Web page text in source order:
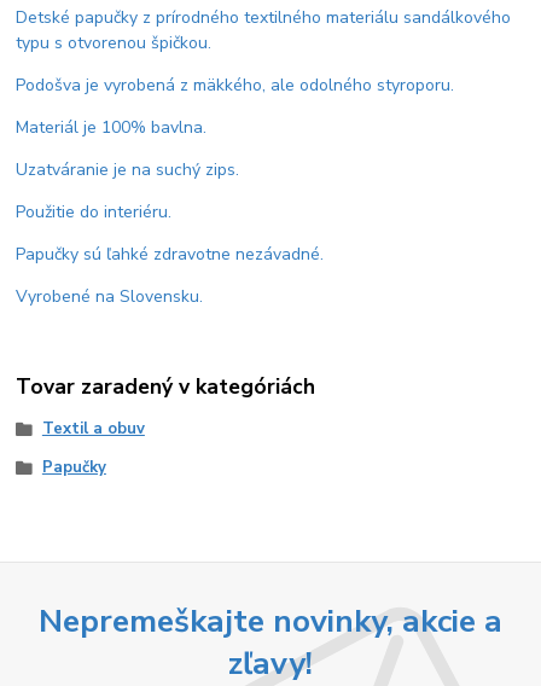
Detské papučky z prírodného textilného materiálu sandálkového
typu s otvorenou špičkou.
Podošva je vyrobená z mäkkého, ale odolného styroporu.
Materiál je 100% bavlna.
Uzatváranie je na suchý zips.
Použitie do interiéru.
Papučky sú ľahké zdravotne nezávadné.
Vyrobené na Slovensku.
Tovar zaradený v kategóriách
Textil a obuv
Papučky
Nepremeškajte novinky, akcie a
zľavy!